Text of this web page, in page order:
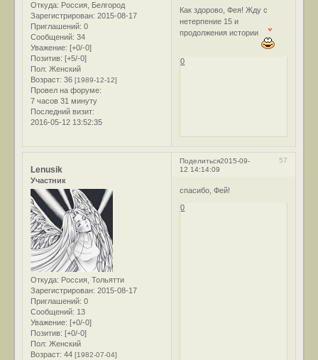
Откуда: Россия, Белгород
Зарегистрирован: 2015-08-17
Приглашений: 0
Сообщений: 34
Уважение: [+0/-0]
Позитив: [+5/-0]
Пол: Женский
Возраст: 36[1989-12-12]
Провел на форуме:
7 часов 31 минуту
Последний визит:
2016-05-12 13:52:35
Как здорово, Фея! Жду с
нетерпение 15 и
продолжения истории
0
Поделиться 57
2015-09-
12 14:14:09
Lenusik
Участник
Откуда: Россия, Тольятти
Зарегистрирован: 2015-08-17
Приглашений: 0
Сообщений: 13
Уважение: [+0/-0]
Позитив: [+0/-0]
Пол: Женский
Возраст: 44[1982-07-04]
спасибо, Фей!
0